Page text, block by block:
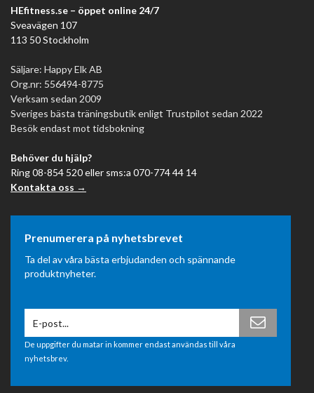
HEfitness.se – öppet online 24/7
Sveavägen 107
113 50 Stockholm
Säljare: Happy Elk AB
Org.nr: 556494-8775
Verksam sedan 2009
Sveriges bästa träningsbutik enligt Trustpilot sedan 2022
Besök endast mot tidsbokning
Behöver du hjälp?
Ring 08-854 520 eller sms:a 070-774 44 14
Kontakta oss →
Prenumerera på nyhetsbrevet
Ta del av våra bästa erbjudanden och spännande
produktnyheter.
De uppgifter du matar in kommer endast användas till våra
nyhetsbrev.